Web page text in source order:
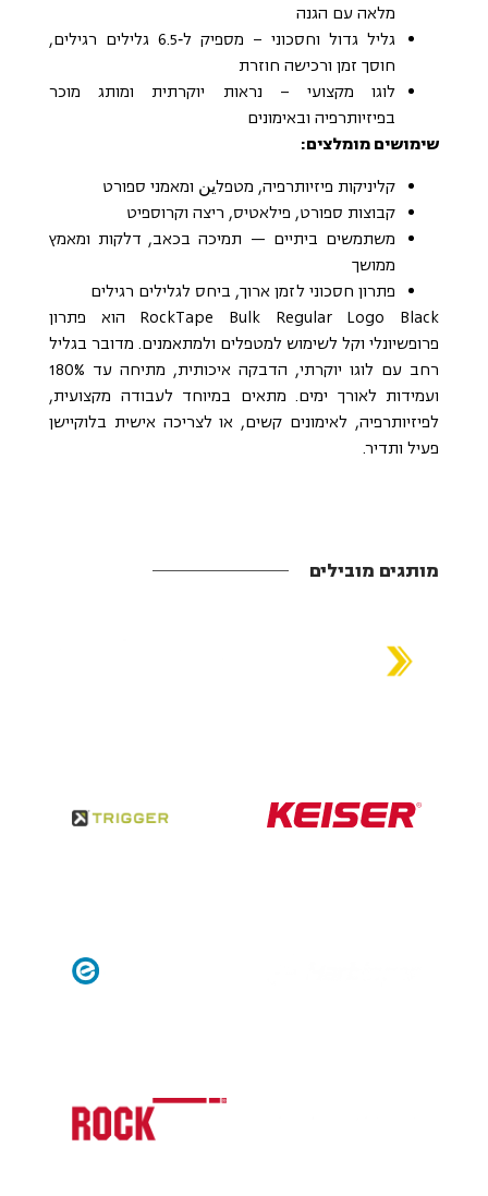
מלאה עם הגנה
גליל גדול וחסכוני – מספיק ל‑6.5 גלילים רגילים,
חוסך זמן ורכישה חוזרת
לוגו מקצועי – נראות יוקרתית ומותג מוכר
בפיזיותרפיה ובאימונים
שימושים מומלצים:
קליניקות פיזיותרפיה, מטפלين ומאמני ספורט
קבוצות ספורט, פילאטיס, ריצה וקרוספיט
משתמשים ביתיים — תמיכה בכאב, דלקות ומאמץ
ממושך
פתרון חסכוני לזמן ארוך, ביחס לגלילים רגילים
RockTape Bulk Regular Logo Black הוא פתרון
פרופשיונלי וקל לשימוש למטפלים ולמתאמנים. מדובר בגליל
רחב עם לוגו יוקרתי, הדבקה איכותית, מתיחה עד 180%
ועמידות לאורך ימים. מתאים במיוחד לעבודה מקצועית,
לפיזיותרפיה, לאימונים קשים, או לצריכה אישית בלוקיישן
פעיל ותדיר.
מותגים מובילים